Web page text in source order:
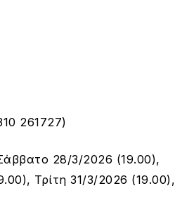
261727)
28/3/2026 (19.00),
Τρίτη 31/3/2026 (19.00),